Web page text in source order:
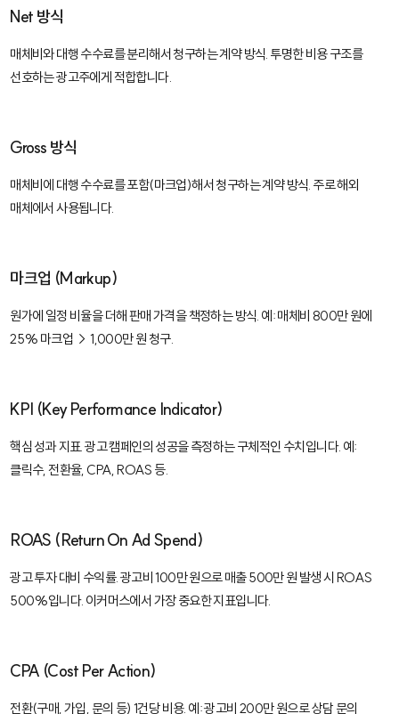
Net 방식
매체비와 대행 수수료를 분리해서 청구하는 계약 방식. 투명한 비용 구조를
선호하는 광고주에게 적합합니다.
Gross 방식
매체비에 대행 수수료를 포함(마크업)해서 청구하는 계약 방식. 주로 해외
매체에서 사용됩니다.
마크업 (Markup)
원가에 일정 비율을 더해 판매 가격을 책정하는 방식. 예: 매체비 800만 원에
25% 마크업 → 1,000만 원 청구.
KPI (Key Performance Indicator)
핵심 성과 지표. 광고 캠페인의 성공을 측정하는 구체적인 수치입니다. 예:
클릭수, 전환율, CPA, ROAS 등.
ROAS (Return On Ad Spend)
광고 투자 대비 수익률. 광고비 100만 원으로 매출 500만 원 발생 시 ROAS
500%입니다. 이커머스에서 가장 중요한 지표입니다.
CPA (Cost Per Action)
전환(구매, 가입, 문의 등) 1건당 비용. 예: 광고비 200만 원으로 상담 문의